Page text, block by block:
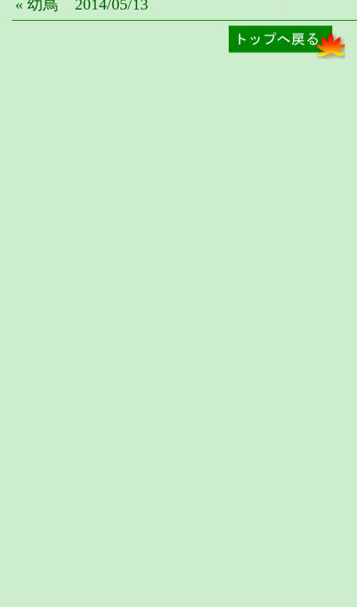
« 幼鳥 2014/05/13